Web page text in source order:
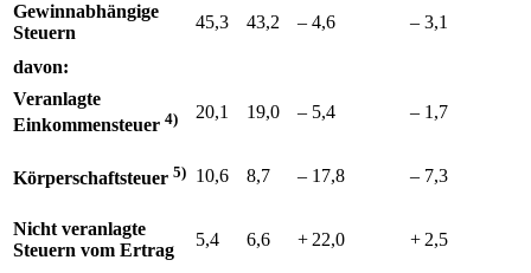
Gewinnabhängige
Steuern
45,3 43,2 – 4,6 – 3,1
davon:
Veranlagte
Einkommensteuer 4) 20,1 19,0 – 5,4 – 1,7
Körperschaftsteuer 5) 10,6 8,7 – 17,8 – 7,3
Nicht veranlagte
Steuern vom Ertrag
5,4 6,6 +⁠ 22,0 +⁠ 2,5